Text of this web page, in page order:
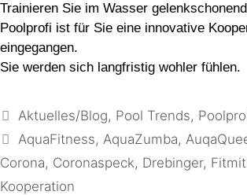
Trainieren Sie im Wasser
Poolprofi ist für Sie eine innovative
eingegangen.
Sie werden sich langfristig wohler fühlen.
Aktuelles/Blog, Pool Trends,
AquaFitness,AquaZumba,
Corona, Coronaspeck, Drebinger,
Kooperation